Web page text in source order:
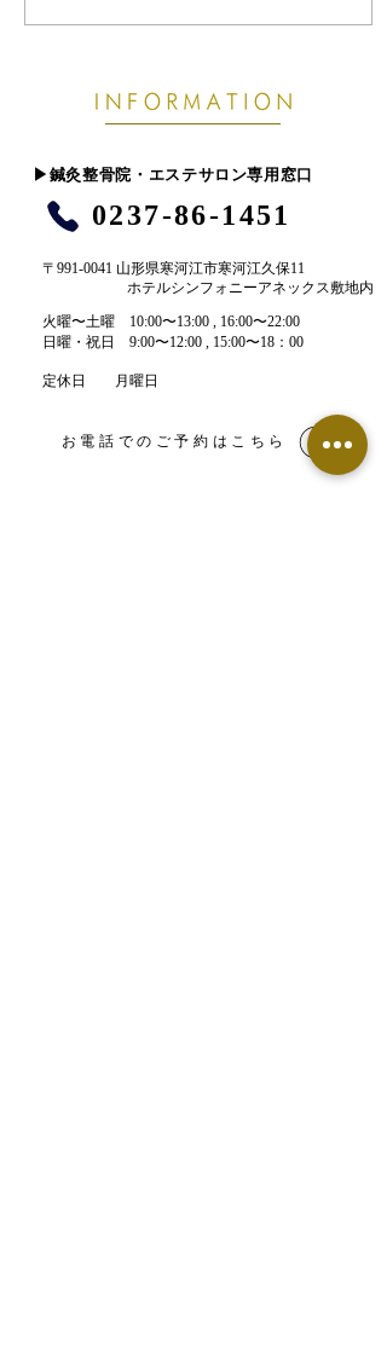
すが、実はその痛み、体
​▶︎鍼灸整骨院・エステサロン専用窓口
0237-86-1451
〒991-0041 山形県寒河江市寒河江久保11
ホテルシンフォニーアネックス敷地内
​火曜〜土曜 10:00〜13:00 , 16:00〜22:00​
​日曜・祝日 9:00〜12:00 , 15:00〜18：00
定休日 月曜日
お電話でのご予約はこちら